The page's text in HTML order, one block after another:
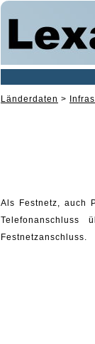
Länderdaten >
Als Festnetz, auch
Telefonanschluss
Festnetzanschluss.